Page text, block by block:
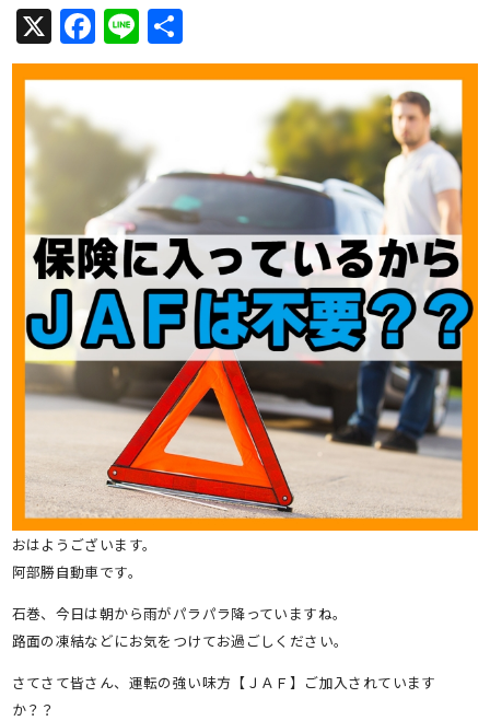
X Facebook
Line共
有
おはようございます。
阿部勝自動車です。
石巻、今日は朝から雨がパラパラ降っていますね。
路面の凍結などにお気をつけてお過ごしください。
さてさて皆さん、運転の強い味方【ＪＡＦ】ご加入されています
か？？